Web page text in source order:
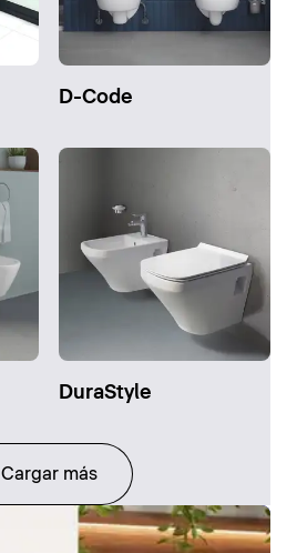
D-Code
DuraStyle
Cargar más